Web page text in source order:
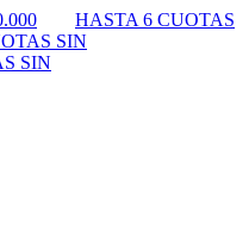
HASTA 6 CUOTAS
SIN
SIN